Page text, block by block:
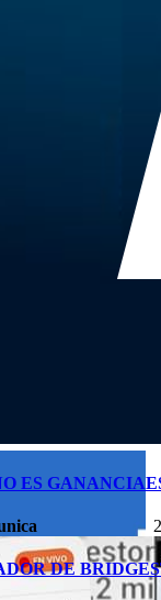
ES GANANCIA
DE